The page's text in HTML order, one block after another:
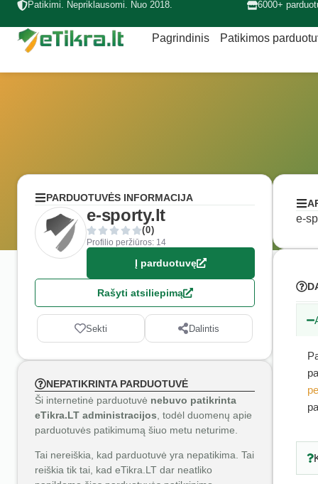
Patikimi. Nepriklausomi. Nuo 2018. 6000+
Pagrindinis Patikimos
PARDUOTUVĖS INFORMACIJA
e-sporty.lt
(0)
Profilio peržiūros: 14
Į parduotuvę
Rašyti atsiliepimą
Sekti Dalintis
NEPATIKRINTA PARDUOTUVĖ
Ši internetinė parduotuvė nebuvo patikrinta
eTikra.LT administracijos , todėl duomenų apie
parduotuvės patikimumą šiuo metu neturime.
Tai nereiškia, kad parduotuvė yra nepatikima. Tai
reiškia tik tai, kad eTikra.LT dar neatliko
e-